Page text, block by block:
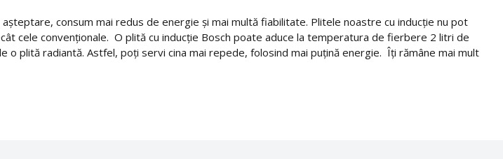
consum mai redus de energie și mai multă fiabilitate. Plitele noastre cu inducție nu pot
cele convenționale. O plită cu inducție Bosch poate aduce la temperatura de fierbere 2 litri de
o plită radiantă. Astfel, poți servi cina mai repede, folosind mai puțină energie. Îți rămâne mai mult